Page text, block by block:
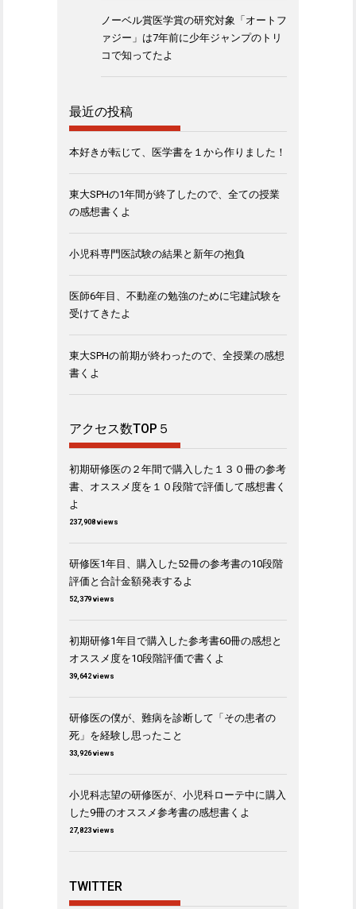
ノーベル賞医学賞の研究対象「オートフ
ァジー」は7年前に少年ジャンプのトリ
コで知ってたよ
最近の投稿
本好きが転じて、医学書を１から作りました！
東大SPHの1年間が終了したので、全ての授業
の感想書くよ
小児科専門医試験の結果と新年の抱負
医師6年目、不動産の勉強のために宅建試験を
受けてきたよ
東大SPHの前期が終わったので、全授業の感想
書くよ
アクセス数TOP５
初期研修医の２年間で購入した１３０冊の参考
書、オススメ度を１０段階で評価して感想書く
よ
237,908 views
研修医1年目、購入した52冊の参考書の10段階
評価と合計金額発表するよ
52,379 views
初期研修1年目で購入した参考書60冊の感想と
オススメ度を10段階評価で書くよ
39,642 views
研修医の僕が、難病を診断して「その患者の
死」を経験し思ったこと
33,926 views
小児科志望の研修医が、小児科ローテ中に購入
した9冊のオススメ参考書の感想書くよ
27,823 views
TWITTER